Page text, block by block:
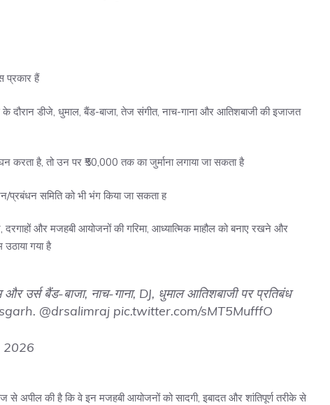
प्रकार हैं
के दौरान डीजे, धुमाल, बैंड-बाजा, तेज संगीत, नाच-गाना और आतिशबाजी की इजाजत
करता है, तो उन पर ₹50,000 तक का जुर्माना लगाया जा सकता है
प्रबंधन समिति को भी भंग किया जा सकता ह
दरगाहों और मजहबी आयोजनों की गरिमा, आध्यात्मिक माहौल को बनाए रखने और
गया है
उर्स बैंड-बाजा, नाच-गाना, DJ, धुमाल आतिशबाजी पर प्रतिबंध
. @drsalimraj pic.twitter.com/sMT5MufffO
2026
से अपील की है कि वे इन मजहबी आयोजनों को सादगी, इबादत और शांतिपूर्ण तरीके से